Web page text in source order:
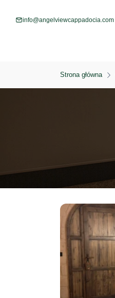
info@angelviewcappadocia.com
Strona główna